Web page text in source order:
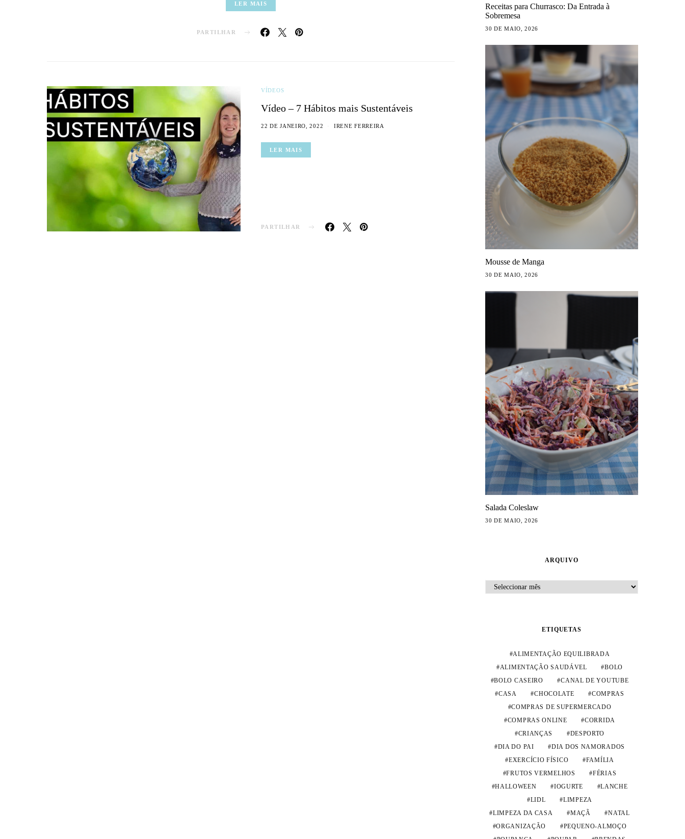
LER MAIS
PARTILHAR
VÍDEOS
Vídeo – 7 Hábitos mais Sustentáveis
22 DE JANEIRO, 2022 IRENE FERREIRA
LER MAIS
PARTILHAR
Receitas para Churrasco: Da Entrada à
Sobremesa
30 DE MAIO, 2026
Mousse de Manga
30 DE MAIO, 2026
Salada Coleslaw
30 DE MAIO, 2026
ARQUIVO
ARQUIVO
ETIQUETAS
ALIMENTAÇÃO EQUILIBRADA
ALIMENTAÇÃO SAUDÁVEL
BOLO
BOLO CASEIRO
CANAL DE YOUTUBE
CASA
CHOCOLATE
COMPRAS
COMPRAS DE SUPERMERCADO
COMPRAS ONLINE
CORRIDA
CRIANÇAS
DESPORTO
DIA DO PAI
DIA DOS NAMORADOS
EXERCÍCIO FÍSICO
FAMÍLIA
FRUTOS VERMELHOS
FÉRIAS
HALLOWEEN
IOGURTE
LANCHE
LIDL
LIMPEZA
LIMPEZA DA CASA
MAÇÃ
NATAL
ORGANIZAÇÃO
PEQUENO-ALMOÇO